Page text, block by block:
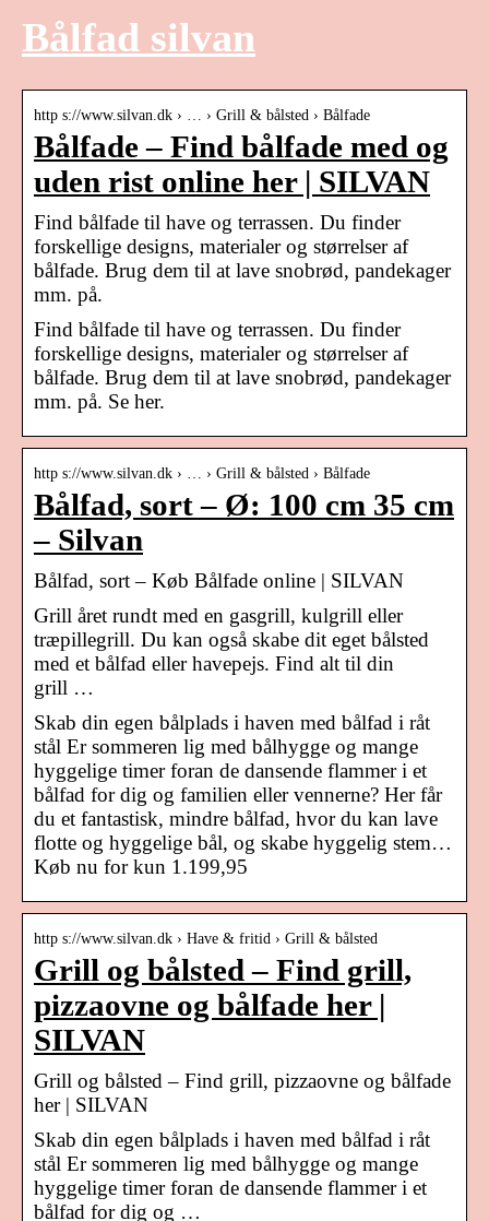
Bålfad silvan
http s://www.silvan.dk › … › Grill & bålsted › Bålfade
Bålfade – Find bålfade med og
uden rist online her | SILVAN
Find bålfade til have og terrassen. Du finder
forskellige designs, materialer og størrelser af
bålfade. Brug dem til at lave snobrød, pandekager
mm. på.
Find bålfade til have og terrassen. Du finder
forskellige designs, materialer og størrelser af
bålfade. Brug dem til at lave snobrød, pandekager
mm. på. Se her.
http s://www.silvan.dk › … › Grill & bålsted › Bålfade
Bålfad, sort – Ø: 100 cm 35 cm
– Silvan
Bålfad, sort – Køb Bålfade online | SILVAN
Grill året rundt med en gasgrill, kulgrill eller
træpillegrill. Du kan også skabe dit eget bålsted
med et bålfad eller havepejs. Find alt til din
grill …
Skab din egen bålplads i haven med bålfad i råt
stål Er sommeren lig med bålhygge og mange
hyggelige timer foran de dansende flammer i et
bålfad for dig og familien eller vennerne? Her får
du et fantastisk, mindre bålfad, hvor du kan lave
flotte og hyggelige bål, og skabe hyggelig stem…
Køb nu for kun 1.199,95
http s://www.silvan.dk › Have & fritid › Grill & bålsted
Grill og bålsted – Find grill,
pizzaovne og bålfade her |
SILVAN
Grill og bålsted – Find grill, pizzaovne og bålfade
her | SILVAN
Skab din egen bålplads i haven med bålfad i råt
stål Er sommeren lig med bålhygge og mange
hyggelige timer foran de dansende flammer i et
bålfad for dig og …